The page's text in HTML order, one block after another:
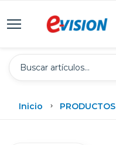
Inicio PRODUCTOS